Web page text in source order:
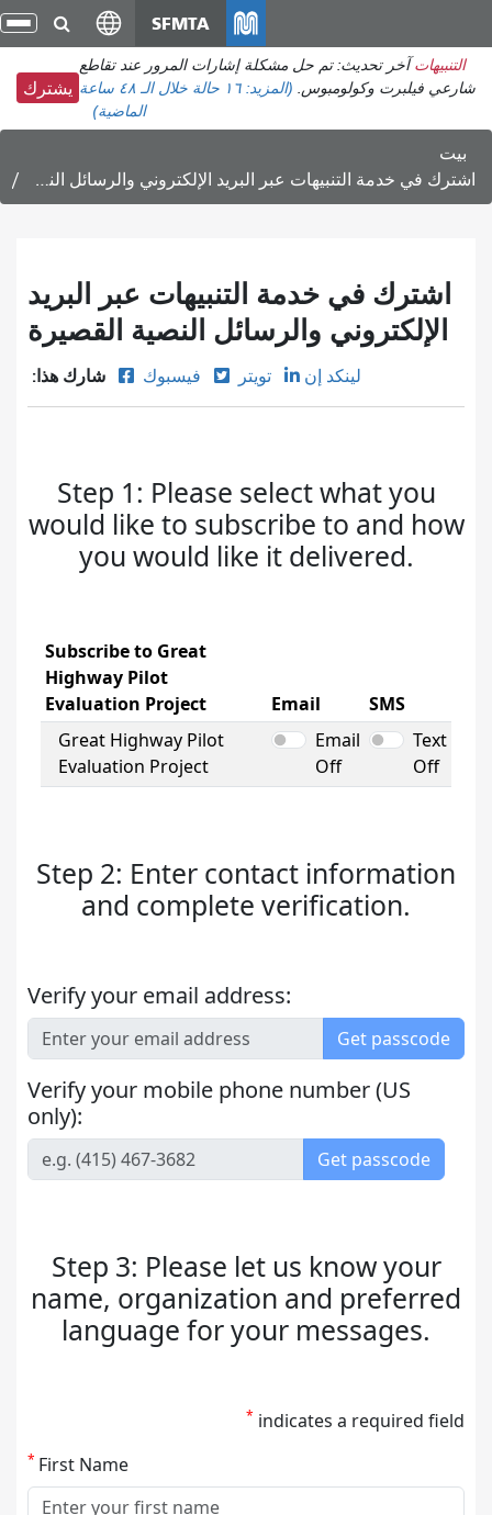
انتقل
إلى
المحتوى
الرئيسي
SFMTA
التنبيهات آخر تحديث: تم حل مشكلة إشارات المرور عند تقاطع
شارعي فيلبرت وكولومبوس. (المزيد: ١٦ حالة
خلال الـ ٤٨ ساعة
الماضية)
يشترك
بيت
اشترك في خدمة التنبيهات عبر البريد الإلكتروني والرسائل النصية القصيرة
اشترك في خدمة التنبيهات عبر البريد
الإلكتروني والرسائل النصية القصيرة
شارك هذا: فيسبوك تويتر لينكد إن